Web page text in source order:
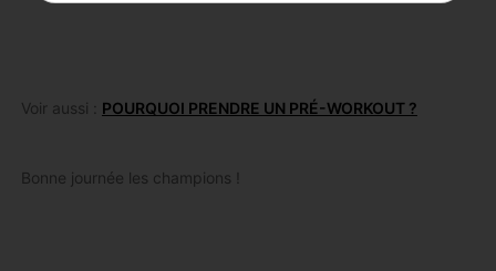
Voir aussi : POURQUOI PRENDRE UN PRÉ-WORKOUT ?
Bonne journée les champions !